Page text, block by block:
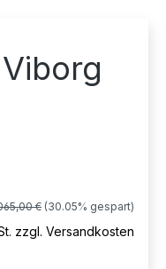
Preis:
€ (30.05% gespart)
zzgl. Versandkosten